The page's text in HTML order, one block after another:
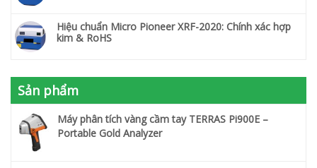
Hiệu chuẩn Micro Pioneer XRF-2020: Chính xác hợp
kim & RoHS
Sản phẩm
Máy phân tích vàng cầm tay TERRAS Pi900E –
Portable Gold Analyzer